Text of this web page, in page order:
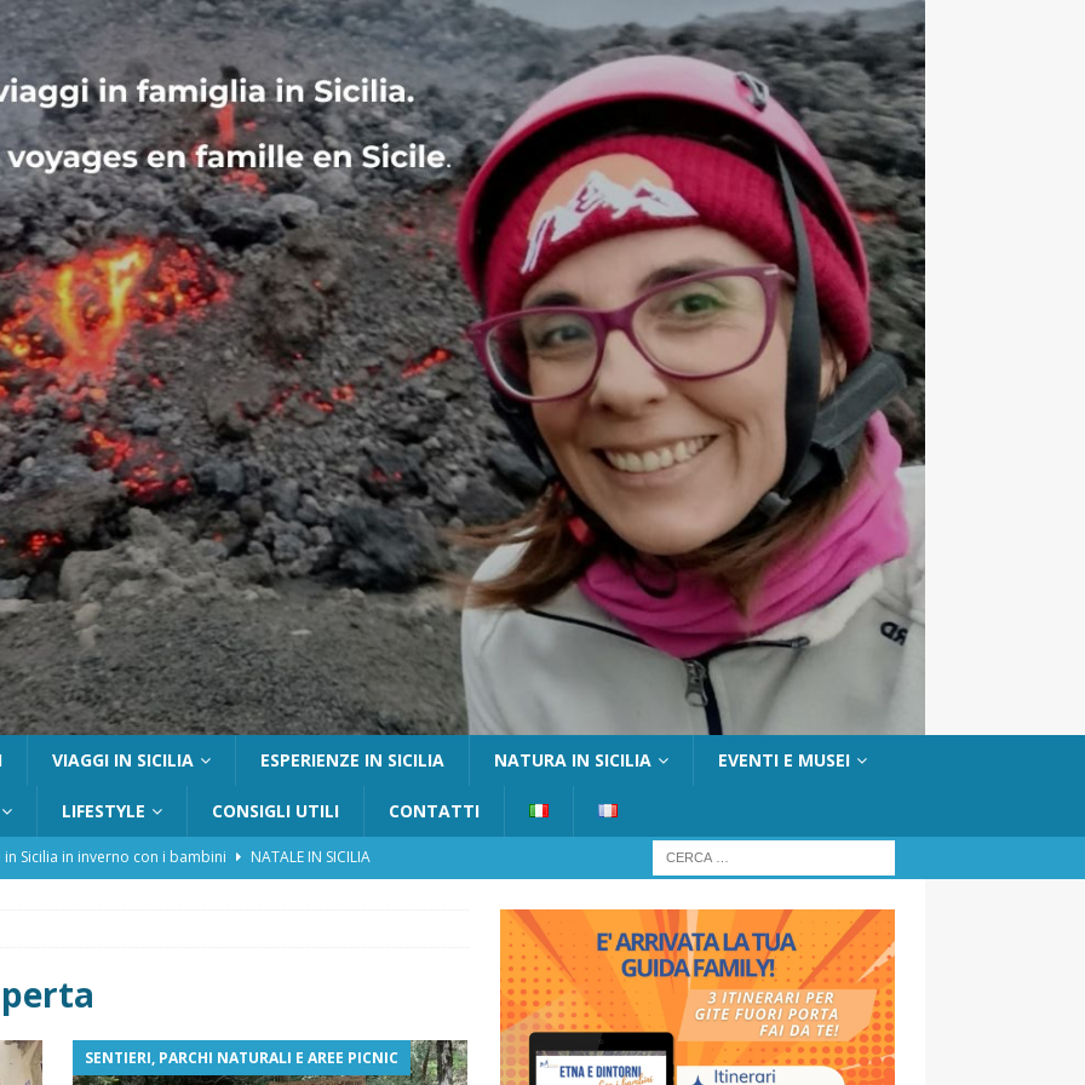
VIAGGI IN SICILIA ESPERIENZE IN SICILIA NATURA IN SICILIA EVENTI E MUSEI
LIFESTYLE CONSIGLI UTILI CONTATTI
in Sicilia in inverno con i bambini
NATALE IN SICILIA
con bambini: guida completa su come arrivare,
FUORI PORTA
a Pantelleria: dammusi vista mare e resort immersi nella natura
SENTIERI, PARCHI NATURALI E AREE PICNIC